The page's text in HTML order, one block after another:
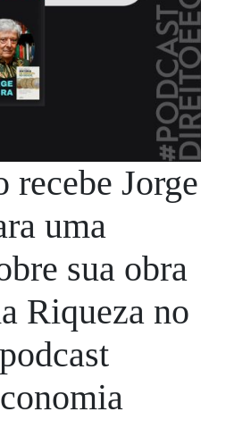
recebe Jorge
uma
sua obra
Riqueza no